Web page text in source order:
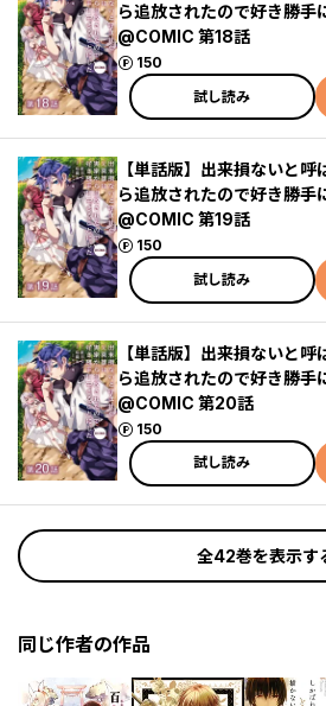
ら追放されたので好き勝手
@COMIC 第18話
150
ポイント
試し読み
【単話版】出来損ないと呼
ら追放されたので好き勝手
@COMIC 第19話
150
ポイント
試し読み
【単話版】出来損ないと呼
ら追放されたので好き勝手
@COMIC 第20話
150
ポイント
試し読み
全42巻を表示す
同じ作者の作品